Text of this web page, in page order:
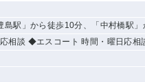
島駅」から徒歩10分、「中村橋駅
相談 ◆エスコート 時間・曜日応相
井町 大泉学園